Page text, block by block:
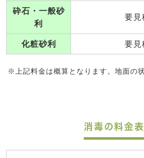
砕石・一般砂
利
要見
化粧砂利 要見
※上記料金は概算となります。地面の
消毒の料金表